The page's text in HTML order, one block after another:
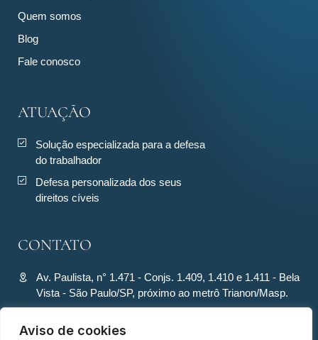
Aviso de cookies
Quem somos
Blog
Fale conosco
ATUAÇÃO
Solução especializada para a defesa
do trabalhador
Defesa personalizada dos seus
direitos cíveis
CONTATO
Av. Paulista, n° 1.471 - Conjs. 1.409, 1.410 e 1.411 - Bela
Vista - São Paulo/SP, próximo ao metrô Trianon/Masp.